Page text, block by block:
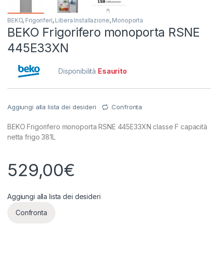
BEKO, Frigoriferi, Libera Installazione, Monoporta
BEKO Frigorifero monoporta RSNE
445E33XN
Disponibilità Esaurito
Aggiungi alla lista dei desideri Confronta
BEKO Frigorifero monoporta RSNE 445E33XN classe F capacità
netta frigo 381L
529,00€
Aggiungi alla lista dei desideri
Confronta